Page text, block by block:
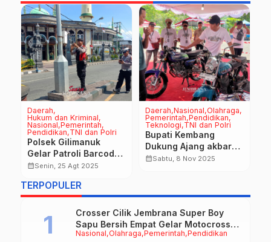
Daerah
Hukum dan Kriminal
Nasional Pemerintah
Pendidikan TNI dan Polri
Polsek Gilimanuk
Gelar Patroli Barcode
Jaga Situasi
calendar_monthSenin, 25 Agt 2025
Daerah Nasional Olahraga
Pemerintah Pendidikan
Teknologi TNI dan Polri
Bupati Kembang
Dukung Ajang akbar
Honda Classic
calendar_monthSabtu, 8 Nov 2025
TERPOPULER
Nasional Olahraga Pemerintah Pendidikan
Crosser Cilik Jembrana Super Boy
Sapu Bersih Empat Gelar Motocross
50cc